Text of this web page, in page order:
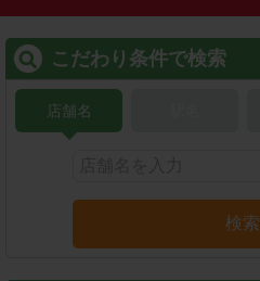
こだわり条件で検索
店舗名
検索